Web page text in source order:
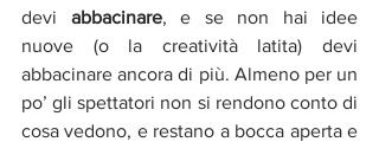
devi abbacinare, e se non hai idee
nuove (o la creatività latita) devi
abbacinare ancora di più. Almeno per un
po’ gli spettatori non si rendono conto di
cosa vedono, e restano a bocca aperta e